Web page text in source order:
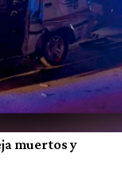
muertos y